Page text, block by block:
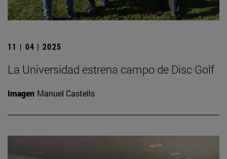
11 | 04 | 2025
La Universidad estrena campo de Disc Golf
Imagen Manuel Castells